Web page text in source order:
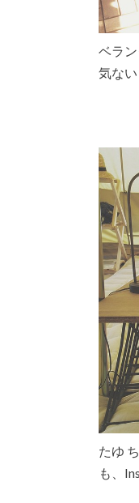
ベラ
気な
たゆ
も、